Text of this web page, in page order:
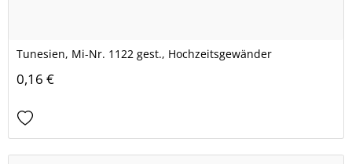
Tunesien, Mi-Nr. 1122 gest., Hochzeitsgewänder
0,16 €